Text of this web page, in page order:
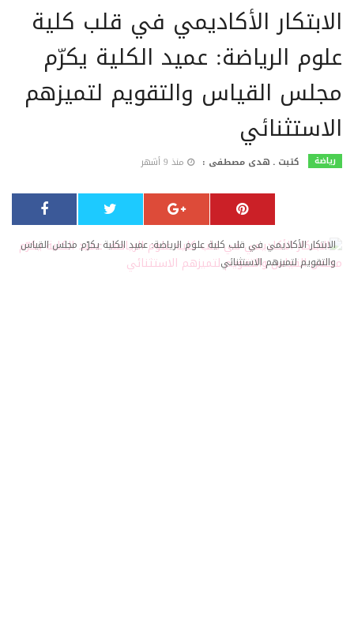
الابتكار الأكاديمي في قلب كلية
علوم الرياضة: عميد الكلية يكرّم
مجلس القياس والتقويم لتميزهم
الاستثنائي
رياضة كتبت ـ هدى مصطفى : منذ 9 أشهر
الابتكار الأكاديمي في قلب كلية علوم الرياضة: عميد الكلية يكرّم مجلس القياس
والتقويم لتميزهم الاستثنائي